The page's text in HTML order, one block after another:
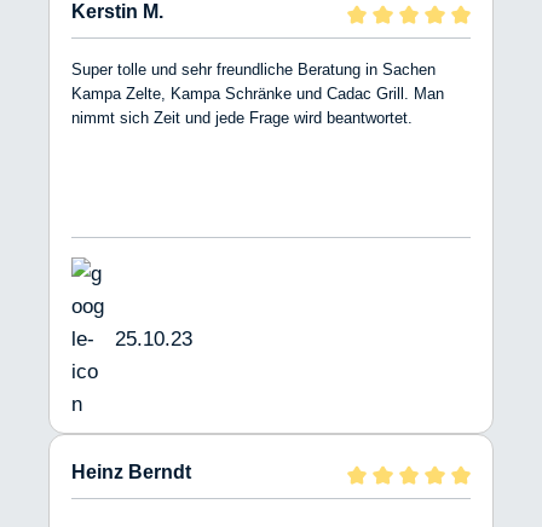
Kerstin M.
Super tolle und sehr freundliche Beratung in Sachen
Kampa Zelte, Kampa Schränke und Cadac Grill. Man
nimmt sich Zeit und jede Frage wird beantwortet.
25.10.23
Heinz Berndt